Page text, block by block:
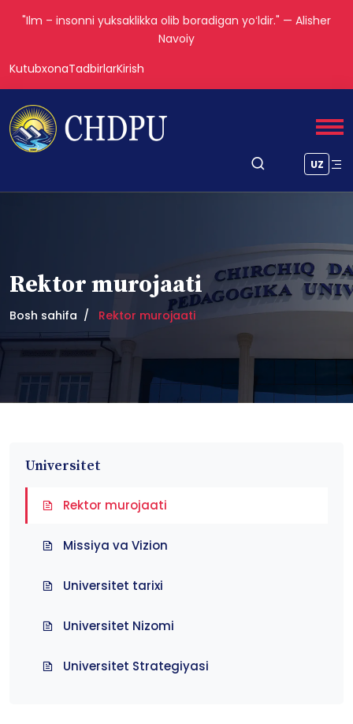
"Ilm – insonni yuksaklikka olib boradigan yoʻldir." — Alisher
Navoiy
KutubxonaTadbirlarKirish
UZ
Rektor murojaati
Bosh sahifa Rektor murojaati
Universitet
Rektor murojaati
Missiya va Vizion
Universitet tarixi
Universitet Nizomi
Universitet Strategiyasi